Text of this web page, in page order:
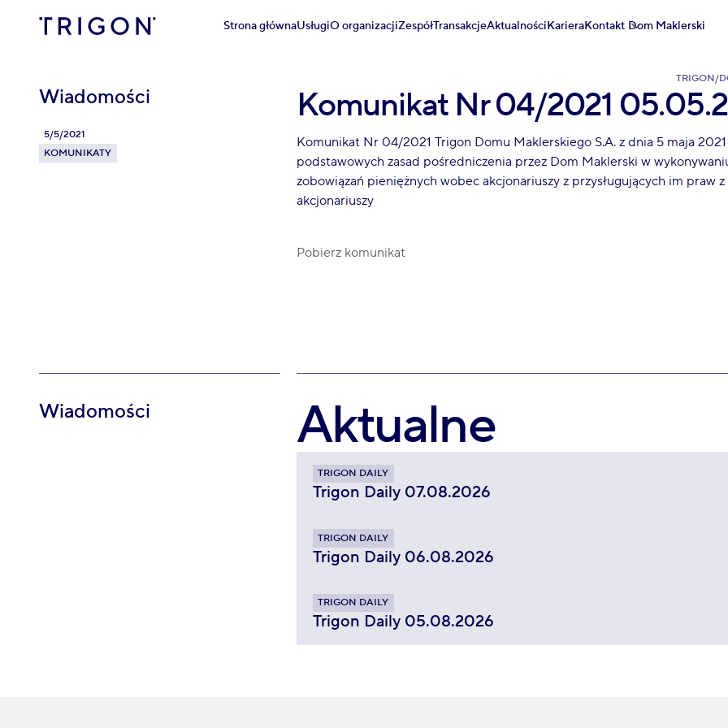
Strona głównaUsługiO organizacjiZespółTransakcjeAktualnościKarieraKontakt Dom Maklerski
TRIGON/
Wiadomości Komunikat Nr 04/2021
5/5/2021
KOMUNIKATY
Komunikat Nr 04/2021 Trigon Domu Maklerskiego S.A. z dnia 5 maja
podstawowych zasad pośredniczenia przez Dom Maklerski w
zobowiązań pieniężnych wobec akcjonariuszy z przysługujących im praw
akcjonariuszy
Pobierz komunikat
Wiadomości Aktualne
TRIGON DAILY
Trigon Daily 07.08.2026
TRIGON DAILY
Trigon Daily 06.08.2026
TRIGON DAILY
Trigon Daily 05.08.2026